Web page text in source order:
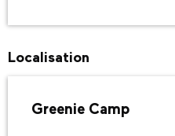
Localisation
Greenie Camp